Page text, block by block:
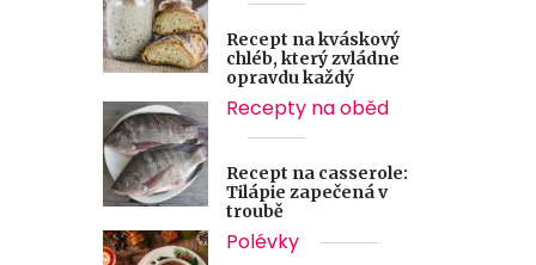
Recept na kváskový
chléb, který zvládne
opravdu každý
Recepty na oběd
Recept na casserole:
Tilápie zapečená v
troubě
Polévky